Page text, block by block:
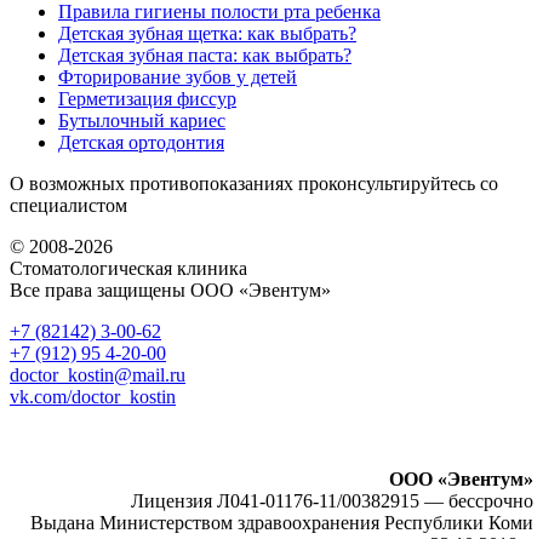
Правила гигиены полости рта ребенка
Детская зубная щетка: как выбрать?
Детская зубная паста: как выбрать?
Фторирование зубов у детей
Герметизация фиссур
Бутылочный кариес
Детская ортодонтия
О возможных противопоказаниях проконсультируйтесь со
специалистом
© 2008-2026
Стоматологическая клиника
Все права защищены ООО «Эвентум»
+7 (82142) 3-00-62
+7 (912) 95 4-20-00
doctor_kostin@mail.ru
vk.com/doctor_kostin
ООО «Эвентум»
Лицензия Л041-01176-11/00382915 — бессрочно
Выдана Министерством здравоохранения Республики Коми